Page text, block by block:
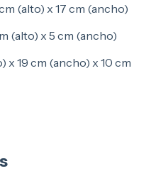
(alto) x 17 cm (ancho)
(alto) x 5 cm (ancho)
x 19 cm (ancho) x 10 cm